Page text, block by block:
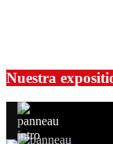
Nuestra